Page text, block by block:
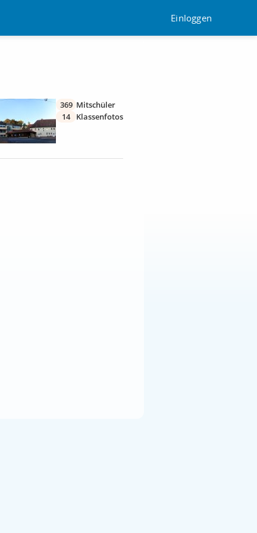
Einloggen
369 Mitschüler
14
Klassenfotos